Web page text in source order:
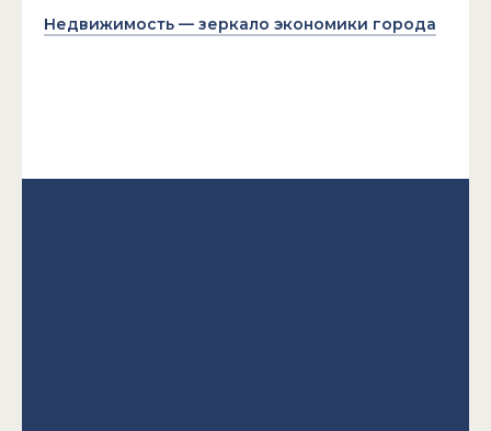
Недвижимость — зеркало экономики города